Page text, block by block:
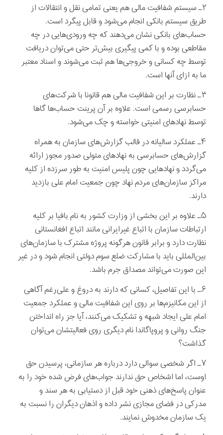
۲ـ سیستم شفافیت مالی هم یعنی تمامی نقل و انتقالات از
طریق سیستم بانکی انجام می‌شود و قابل پیگرد است.
حساب‌های بانکی نشان می‌دهند که چه ورودی‌هایی در چه
مقاطعی بوده و با کمی پیگیری بیش‌تر حتی می‌توان دریافت
توسط چه کسانی و خروجی‌ها هم ثبت می‌شوند و اسناد معتبر
ما به ازای آنها است.‏
۳ـ نظارت بر این شفافیت مالی هم قانونا با شرکت‌های
حسابرسی رسمی است. علاوه بر آن پرینت حساب‌ها گاها
توسط نهادهای امنیتی خواسته و چک می‌شود.‏
۴ـ عملکرد سالیانه در قالب گزارش‌های سازمان به همراه
گزارش‌های حسابرسی به نهادهای متولی صدور مجوز ارائه
می‌گردد و نهادهایی چون پلیس امنیت به طور سرزده از کلیه
مراکز سازمان‌های مردم نهاد چون ‎جمعيت امام على بازدید
دارند.‏
۵ـ علاوه بر این بخشی از وزارت کشور به نام بافیا بر کلیه
ارتباطات سازمان با اتباع غیرایرانی مانند اتباع افغانستانی
نظارت دارد و برابر قانون هرگونه پروژه مشترک با سازمان‌های
بین‌المللی باید با مشارکت ضلع سوم دولتی انجام شود و در غیر
این صورت می‌تواند مصداق جرم باشد.‏
۶ـ با این تفاصیل، کسانی که دارند به دروغ و علی‌رغم آگاهی
از این مکانیزم‌ها بر روی این شفافیت مالی و عملکرد ‎جمعیت
امام علی ایجاد شبهه و تشکیک می‌کنند، آیا جز راه انداختن
جنگ روانی و پروپاگاندا نام دیگری روی فعالیتشان می‌توان
گذاشت؟‏
۷ـ اگر شخصی سوالی دارد درباره هر سازمانی، پرسیدن حق
اوست، اما اشخاص حق ندارند جواب‌های فرض شده خود را به
عنوان پاسخ‌های ذهنی خود قبل از دستیابی به هر سند و
مدرکی در فضای مجازی نشر داده و اذهان دیگران را نسبت به
یک سازمان مخدوش نمایند.‏